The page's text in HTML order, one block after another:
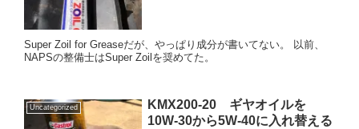
Super Zoil for Greaseだが、やっぱり成分が書いてない。 以前、
NAPSの整備士はSuper Zoilを奨めてた。
Uncategorized
KMX200-20 ギヤオイルを
10W-30から5W-40に入れ替える